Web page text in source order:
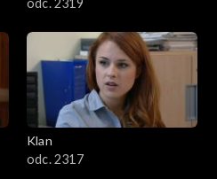
odc. 2319
Klan
odc. 2317